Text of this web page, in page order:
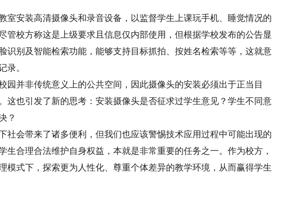
安装高清摄像头和录音设备，以监督学生上课玩手机、睡觉情况的
管校方称这是上级要求且信息仅内部使用，但根据学校发布的公告显
识别及智能检索功能，能够支持目标抓拍、按姓名检索等等，这就意
录。
并非传统意义上的公共空间，因此摄像头的安装必须出于正当目
这也引发了新的思考：安装摄像头是否征求过学生意见？学生不同意
？
会带来了诸多便利，但我们也应该警惕技术应用过程中可能出现的
生合理合法维护自身权益，本就是非常重要的任务之一。作为校方，
模式下，探索更为人性化、尊重个体差异的教学环境，从而赢得学生